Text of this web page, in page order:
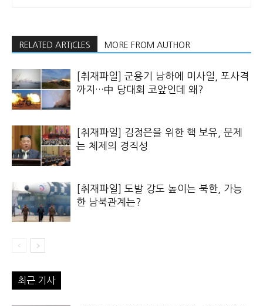
RELATED ARTICLES MORE FROM AUTHOR
[취재파일] 군용기 남하에 미사일, 포사격
까지…中 당대회 코앞인데 왜?
[취재파일] 김정은을 위한 핵 보유, 문제
는 체제의 경직성
[취재파일] 도발 강도 높이는 북한, 가능
한 남북관계는?
최근 기사